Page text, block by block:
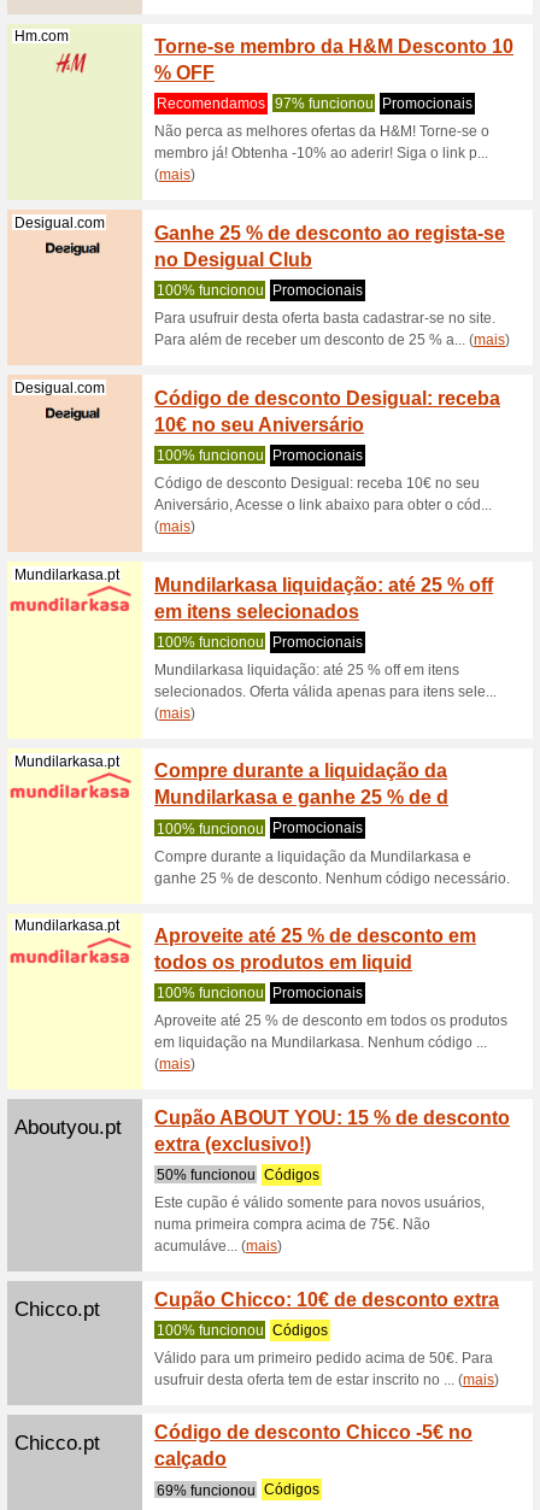
Compre
40 % de
Temu.com
por e-
100%
receber
mais )
Lego.com
100%
Agora
receber
(mais)
Desigual.com
% de
Nós